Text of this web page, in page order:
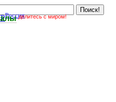
делитесь с миром!
Россия